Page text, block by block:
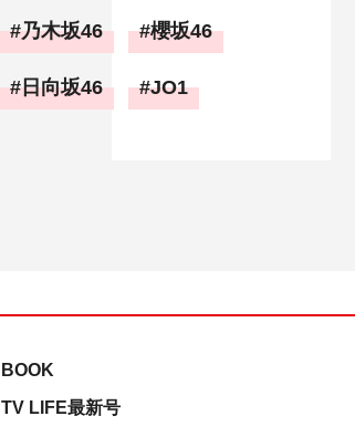
乃木坂46 櫻坂46
日向坂46 JO1
BOOK
TV LIFE最新号